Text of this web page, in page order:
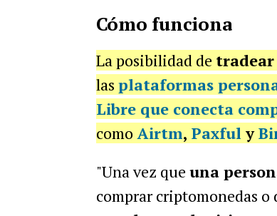
Cómo funciona
La posibilidad de
las plataformas
Libre que conecta
como Airtm, Paxful y
"Una vez que una
comprar criptomonedas